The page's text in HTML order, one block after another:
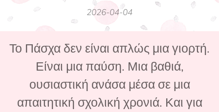
2026-04-04
Το Πάσχα δεν είναι απλώς μια γιορτή.
Είναι μια παύση. Μια βαθιά,
ουσιαστική ανάσα μέσα σε μια
απαιτητική σχολική χρονιά. Και για